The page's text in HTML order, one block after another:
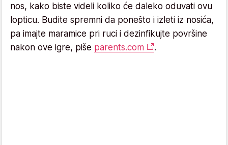
nos, kako biste videli koliko će daleko oduvati ovu
lopticu. Budite spremni da ponešto i izleti iz nosića,
pa imajte maramice pri ruci i dezinfikujte površine
nakon ove igre, piše parents.com .